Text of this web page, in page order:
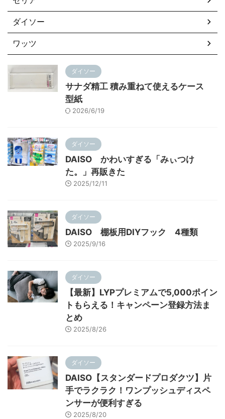
ダイソー
ワッツ
ダイソー
サナダ精工 積み重ねて使えるケース
型紙
2026/6/19
ダイソー
DAISO かわいすぎる「みぃつけ
た。」再販きた
2025/12/11
ダイソー
DAISO 棚板用DIYフック 4種類
2025/9/16
ダイソー
【最新】LYPプレミアムで5,000ポイン
トもらえる！キャンペーン登録方法ま
とめ
2025/8/26
ダイソー
DAISO【スタンダードプロダクツ】片
手でラクラク！ワンプッシュディスペ
ンサーが便利すぎる
2025/8/20